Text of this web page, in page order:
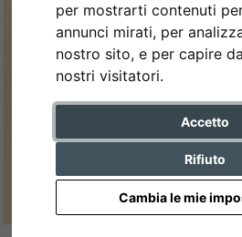
per mostrarti contenuti
annunci mirati, per
nostro sito, e per capire
nostri visitatori.
Accetto
Rifiuto
Cambia le mie
Indietro